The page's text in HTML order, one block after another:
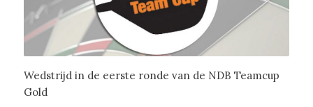
Wedstrijd in de eerste ronde van de NDB Teamcup
Gold